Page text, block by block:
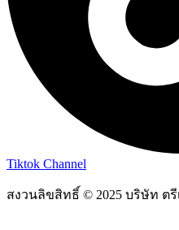
Tiktok Channel
สงวนลิขสิทธิ์ © 2025 บริษัท ต